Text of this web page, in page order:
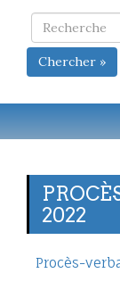
Chercher »
2022
Procès-